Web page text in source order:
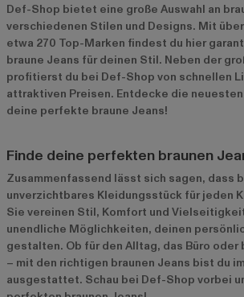
Def-Shop bietet eine große Auswahl an
verschiedenen Stilen und Designs. Mit
etwa 270 Top-Marken findest du hier
braune Jeans für deinen Stil. Neben der
profitierst du bei Def-Shop von schnellen
attraktiven Preisen. Entdecke die
deine perfekte braune Jeans!
Finde deine perfekten braunen
Zusammenfassend lässt sich sagen, dass
unverzichtbares Kleidungsstück für jeden
Sie vereinen Stil, Komfort und
unendliche Möglichkeiten, deinen
gestalten. Ob für den Alltag, das Büro oder
– mit den richtigen braunen Jeans bist du
ausgestattet. Schau bei Def-Shop vorbei